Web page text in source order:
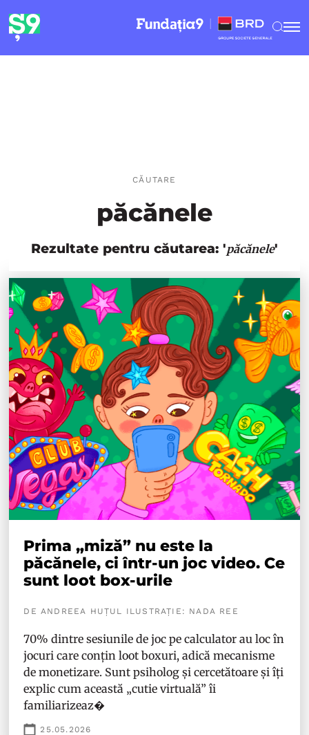
CĂUTARE
păcănele
Rezultate pentru căutarea: 'păcănele'
Prima „miză” nu este la
păcănele, ci într-un joc video. Ce
sunt loot box-urile
DE ANDREEA HUȚUL ILUSTRAȚIE: NADA REE
70% dintre sesiunile de joc pe calculator au loc în
jocuri care conțin loot boxuri, adică mecanisme
de monetizare. Sunt psiholog și cercetătoare și îți
explic cum această „cutie virtuală” îi
familiarizeaz�
25.05.2026